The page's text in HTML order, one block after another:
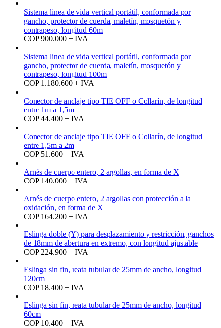
Sistema linea de vida vertical portátil, conformada por
gancho, protector de cuerda, maletín, mosquetón y
contrapeso, longitud 60m
COP 900.000 + IVA
Sistema linea de vida vertical portátil, conformada por
gancho, protector de cuerda, maletín, mosquetón y
contrapeso, longitud 100m
COP 1.180.600 + IVA
Conector de anclaje tipo TIE OFF o Collarín, de longitud
entre 1m a 1,5m
COP 44.400 + IVA
Conector de anclaje tipo TIE OFF o Collarín, de longitud
entre 1,5m a 2m
COP 51.600 + IVA
Arnés de cuerpo entero, 2 argollas, en forma de X
COP 140.000 + IVA
Arnés de cuerpo entero, 2 argollas con protección a la
oxidación, en forma de X
COP 164.200 + IVA
Eslinga doble (Y) para desplazamiento y restricción, ganchos
de 18mm de abertura en extremo, con longitud ajustable
COP 224.900 + IVA
Eslinga sin fin, reata tubular de 25mm de ancho, longitud
120cm
COP 18.400 + IVA
Eslinga sin fin, reata tubular de 25mm de ancho, longitud
60cm
COP 10.400 + IVA